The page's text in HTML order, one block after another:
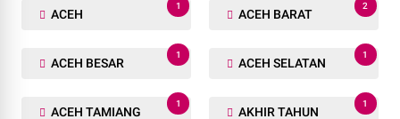
ACEH
1
ACEH BARAT
2
ACEH BESAR
1
ACEH SELATAN
1
ACEH TAMIANG
1
AKHIR TAHUN
1